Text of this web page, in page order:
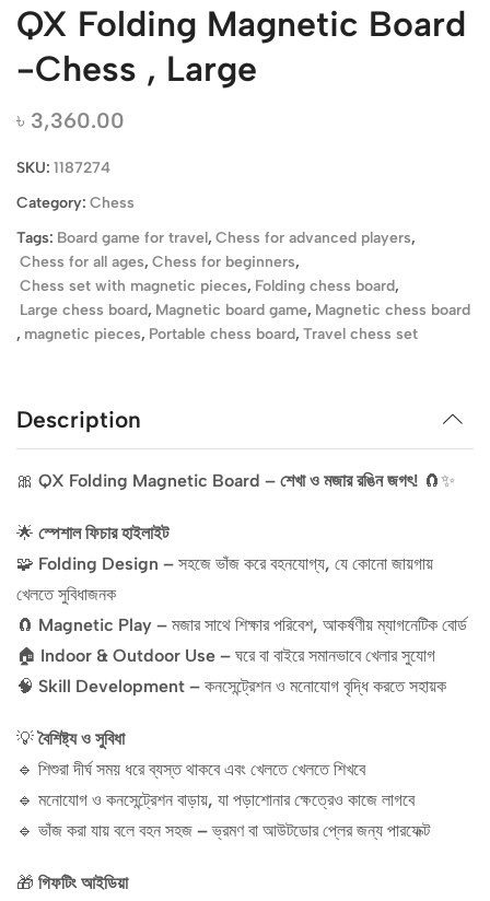
QX Folding Magnetic Board
-Chess , Large
৳ 3,360.00
SKU: 1187274
Category: Chess
Tags: Board game for travel, Chess for advanced players,
Chess for all ages, Chess for beginners,
Chess set with magnetic pieces, Folding chess board,
Large chess board, Magnetic board game, Magnetic chess board
, magnetic pieces, Portable chess board, Travel chess set
Description
🎀 QX Folding Magnetic Board – শেখা ও মজার রঙিন জগৎ! 🧲✨
🌟 স্পেশাল ফিচার হাইলাইট
🧩 Folding Design – সহজে ভাঁজ করে বহনযোগ্য, যে কোনো জায়গায়
খেলতে সুবিধাজনক
🧲 Magnetic Play – মজার সাথে শিক্ষার পরিবেশ, আকর্ষণীয় ম্যাগনেটিক বোর্ড
🏠 Indoor & Outdoor Use – ঘরে বা বাইরে সমানভাবে খেলার সুযোগ
🧠 Skill Development – কনসেন্ট্রেশন ও মনোযোগ বৃদ্ধি করতে সহায়ক
💡বৈশিষ্ট্য ও সুবিধা
🔹 শিশুরা দীর্ঘ সময় ধরে ব্যস্ত থাকবে এবং খেলতে খেলতে শিখবে
🔹 মনোযোগ ও কনসেন্ট্রেশন বাড়ায়, যা পড়াশোনার ক্ষেত্রেও কাজে লাগবে
🔹 ভাঁজ করা যায় বলে বহন সহজ – ভ্রমণ বা আউটডোর প্লের জন্য পারফেক্ট
🎁 গিফটিং আইডিয়া